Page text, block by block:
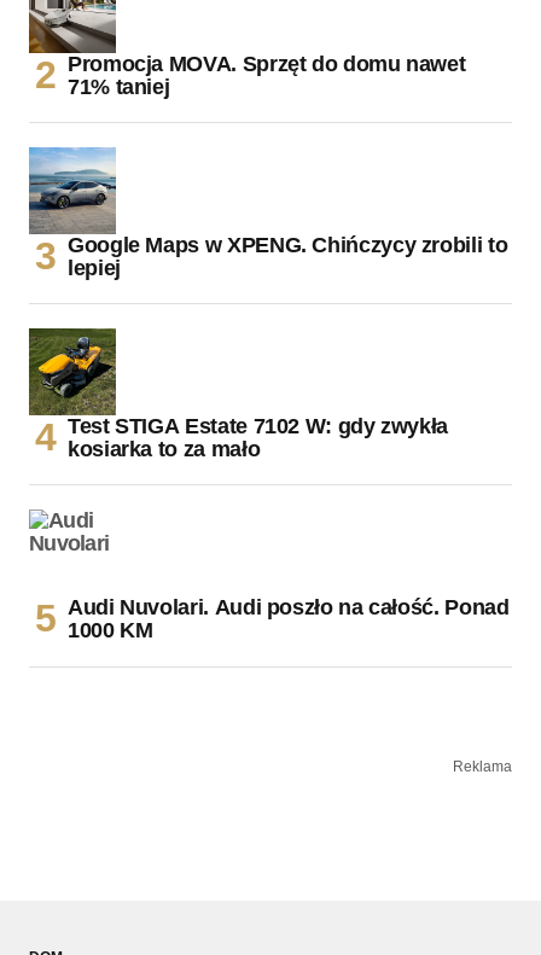
Promocja MOVA. Sprzęt do domu nawet
71% taniej
Google Maps w XPENG. Chińczycy zrobili to
lepiej
Test STIGA Estate 7102 W: gdy zwykła
kosiarka to za mało
Audi Nuvolari. Audi poszło na całość. Ponad
1000 KM
Reklama